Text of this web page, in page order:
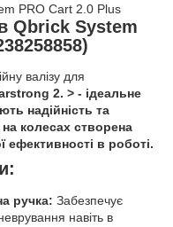
PRO Cart 2.0 Plus
Qbrick System
валізу для
2. > - ідеальне
надійність та
колесах створена
ефективності в роботі.
ручка: Забезпечує
навіть в